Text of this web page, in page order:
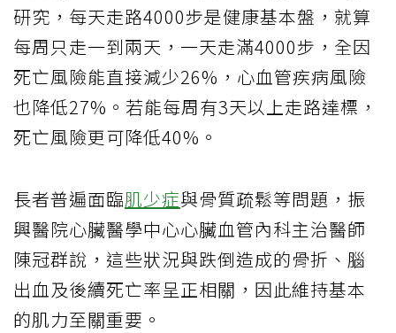
研究，每天走路4000步是健康基本盤，就算
每周只走一到兩天，一天走滿4000步，全因
死亡風險能直接減少26%，心血管疾病風險
也降低27%。若能每周有3天以上走路達標，
死亡風險更可降低40%。
長者普遍面臨肌少症與骨質疏鬆等問題，振
興醫院心臟醫學中心心臟血管內科主治醫師
陳冠群說，這些狀況與跌倒造成的骨折、腦
出血及後續死亡率呈正相關，因此維持基本
的肌力至關重要。